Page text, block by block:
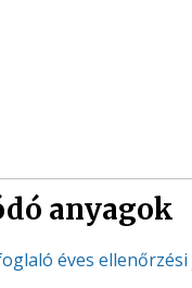
anyagok
éves